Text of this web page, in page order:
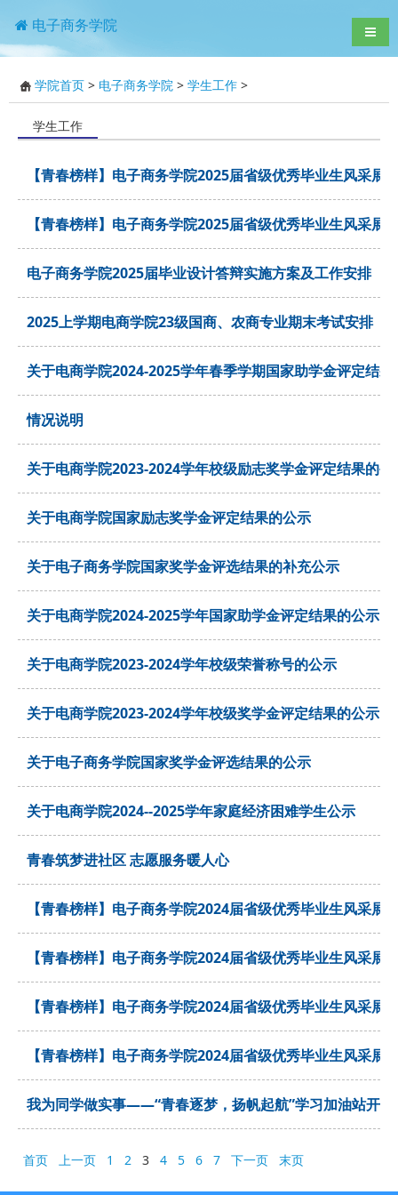
电子商务学院 导航
学院首页 > 电子商务学院 > 学生工作 >
学生工作
【青春榜样】电子商务学院2025届省级优秀毕业生风采展
【青春榜样】电子商务学院2025届省级优秀毕业生风采展
电子商务学院2025届毕业设计答辩实施方案及工作安排
2025上学期电商学院23级国商、农商专业期末考试安排
关于电商学院2024-2025学年春季学期国家助学金评定结果
情况说明
关于电商学院2023-2024学年校级励志奖学金评定结果的公
关于电商学院国家励志奖学金评定结果的公示
关于电子商务学院国家奖学金评选结果的补充公示
关于电商学院2024-2025学年国家助学金评定结果的公示
关于电商学院2023-2024学年校级荣誉称号的公示
关于电商学院2023-2024学年校级奖学金评定结果的公示
关于电子商务学院国家奖学金评选结果的公示
关于电商学院2024--2025学年家庭经济困难学生公示
青春筑梦进社区 志愿服务暖人心
【青春榜样】电子商务学院2024届省级优秀毕业生风采展
【青春榜样】电子商务学院2024届省级优秀毕业生风采展
【青春榜样】电子商务学院2024届省级优秀毕业生风采展
【青春榜样】电子商务学院2024届省级优秀毕业生风采展
我为同学做实事——“青春逐梦，扬帆起航”学习加油站开启
首页 上一页 1 2 3 4 5 6 7 下一页 末页